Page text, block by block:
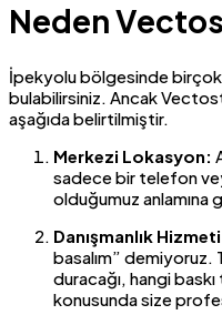
Neden
İpekyolu bölgesinde
bulabilirsiniz. Ancak
aşağıda belirtilmiştir.
Merkezi Lokasyon:
sadece bir telefon
olduğumuz anlamına
Danışmanlık
basalım” demiyoruz.
duracağı, hangi
konusunda size